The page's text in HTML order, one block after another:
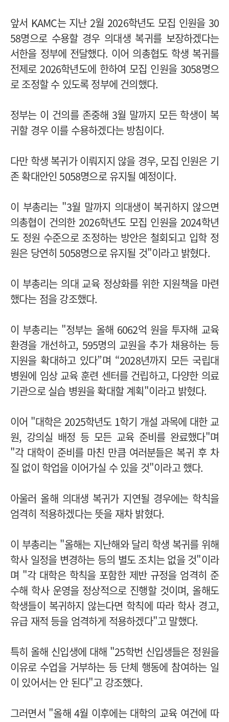
앞서 KAMC는 지난 2월 2026학년도 모집 인원을 30
58명으로 수용할 경우 의대생 복귀를 보장하겠다는
서한을 정부에 전달했다. 이어 의총협도 학생 복귀를
전제로 2026학년도에 한하여 모집 인원을 3058명으
로 조정할 수 있도록 정부에 건의했다.
정부는 이 건의를 존중해 3월 말까지 모든 학생이 복
귀할 경우 이를 수용하겠다는 방침이다.
다만 학생 복귀가 이뤄지지 않을 경우, 모집 인원은 기
존 확대안인 5058명으로 유지될 예정이다.
이 부총리는 "3월 말까지 의대생이 복귀하지 않으면
의총협이 건의한 2026학년도 모집 인원을 2024학년
도 정원 수준으로 조정하는 방안은 철회되고 입학 정
원은 당연히 5058명으로 유지될 것"이라고 밝혔다.
이 부총리는 의대 교육 정상화를 위한 지원책을 마련
했다는 점을 강조했다.
이 부총리는 "정부는 올해 6062억 원을 투자해 교육
환경을 개선하고, 595명의 교원을 추가 채용하는 등
지원을 확대하고 있다”며 “2028년까지 모든 국립대
병원에 임상 교육 훈련 센터를 건립하고, 다양한 의료
기관으로 실습 병원을 확대할 계획"이라고 밝혔다.
이어 "대학은 2025학년도 1학기 개설 과목에 대한 교
원, 강의실 배정 등 모든 교육 준비를 완료했다"며
"각 대학이 준비를 마친 만큼 여러분들은 복귀 후 차
질 없이 학업을 이어가실 수 있을 것"이라고 했다.
아울러 올해 의대생 복귀가 지연될 경우에는 학칙을
엄격히 적용하겠다는 뜻을 재차 밝혔다.
이 부총리는 "올해는 지난해와 달리 학생 복귀를 위해
학사 일정을 변경하는 등의 별도 조치는 없을 것"이라
며 "각 대학은 학칙을 포함한 제반 규정을 엄격히 준
수해 학사 운영을 정상적으로 진행할 것이며, 올해도
학생들이 복귀하지 않는다면 학칙에 따라 학사 경고,
유급 재적 등을 엄격하게 적용하겠다"고 말했다.
특히 올해 신입생에 대해 "25학번 신입생들은 정원을
이유로 수업을 거부하는 등 단체 행동에 참여하는 일
이 있어서는 안 된다"고 강조했다.
그러면서 "올해 4월 이후에는 대학의 교육 여건에 따